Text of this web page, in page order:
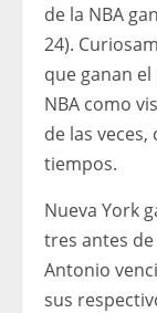
de la NBA
24).
que ganan
NBA como
de las
tiempos.
Nueva York
tres antes
Antonio
sus